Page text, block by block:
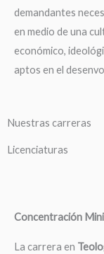
demandantes
en medio de una
económico,
aptos en el
Nuestras carreras
Licenciaturas
Concentración
La carrera en